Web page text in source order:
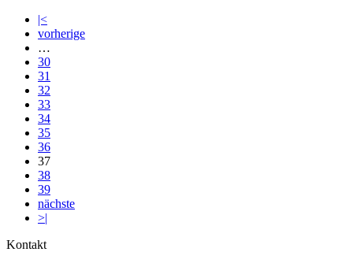
|<
vorherige
…
30
31
32
33
34
35
36
37
38
39
nächste
>|
Kontakt